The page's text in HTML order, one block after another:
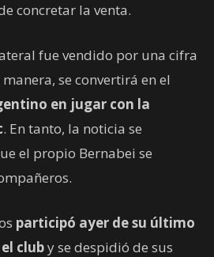
concretar la venta.
fue vendido por una cifra
se convertirá en el
en jugar con la
. En tanto, la noticia se
el propio Bernabei se
participó ayer de su último
cluby se despidió de sus